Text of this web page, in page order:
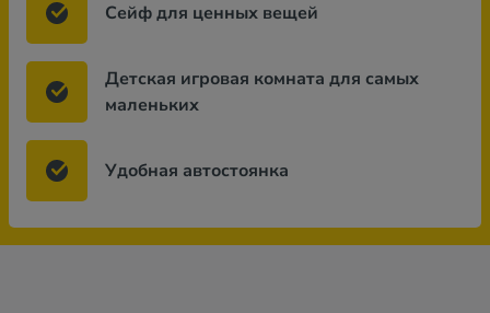
Сейф для ценных вещей
Детская игровая комната для самых
маленьких
Удобная автостоянка